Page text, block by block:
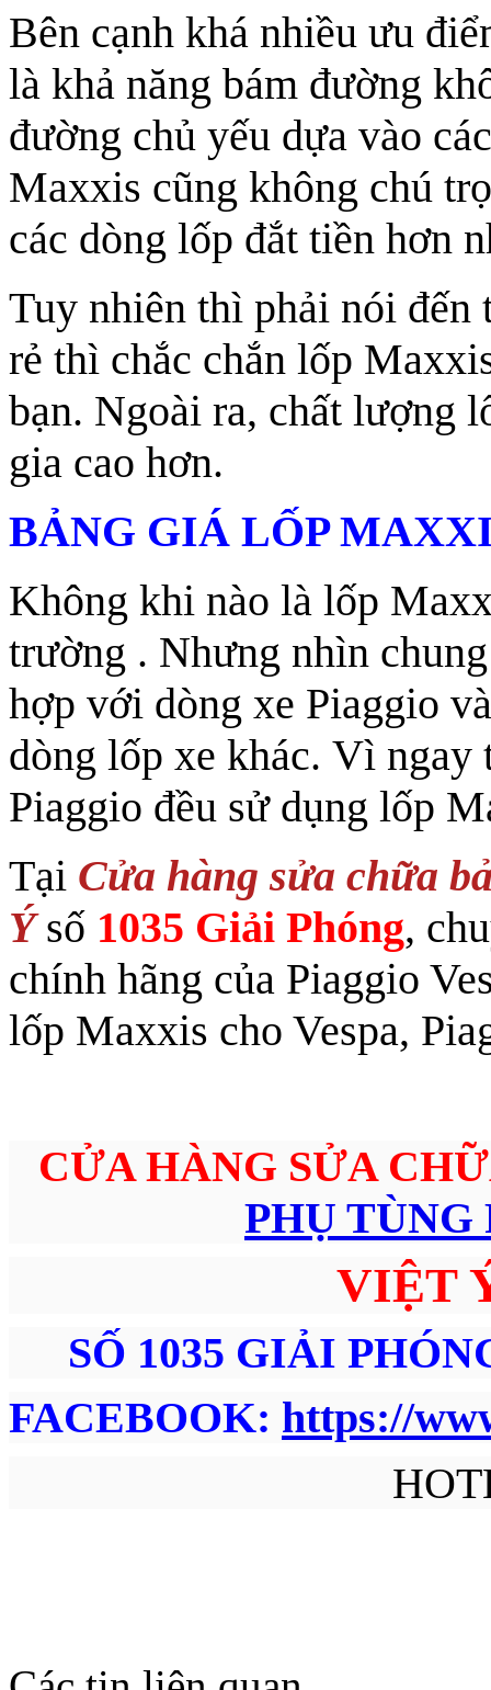
Bên cạnh khá nhiều ưu
là khả năng bám đường
đường chủ yếu dựa vào
Maxxis cũng không chú
các dòng lốp đắt tiền hơn
Tuy nhiên thì phải nói
rẻ thì chắc chắn lốp
bạn. Ngoài ra, chất lượng
gia cao hơn.
BẢNG GIÁ LỐP
Không khi nào là lốp
trường . Nhưng nhìn
hợp với dòng xe Piaggio
dòng lốp xe khác. Vì ngay
Piaggio đều sử dụng lốp
Tại Cửa hàng sửa chữa
Ýsố 1035 Giải Phóng,
chính hãng của Piaggio
lốp Maxxis cho Vespa,
CỬA HÀNG SỬA
PHỤ
VIỆT
SỐ 1035 GIẢI
FACEBOOK: https://